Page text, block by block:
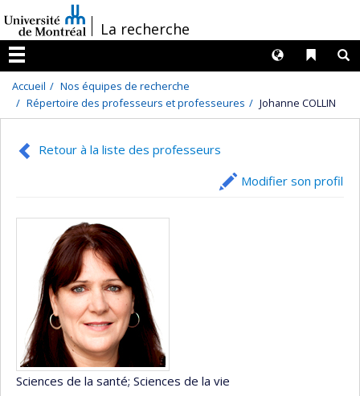
au
contenu
/La recherche
Menu
Liens
Langues
Accueil
Nos équipes de recherche
Répertoire des professeurs et professeures
Johanne COLLIN
Retour à la liste des professeurs
Modifier son profil
Sciences de la santé; Sciences de la vie